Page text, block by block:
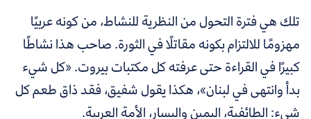
تلك هي فترة التحول من النظرية للنشاط، من كونه عربيًا
مهزومًا للالتزام بكونه مقاتلًا في الثورة. صاحب هذا نشاطًا
كبيرًا في القراءة حتى عرفته كل مكتبات بيروت. «كل شيء
بدأ وانتهى في لبنان»، هكذا يقول شفيق، فقد ذاق طعم كل
شيء: الطائفية، اليمين واليسار، الأمة العربية.